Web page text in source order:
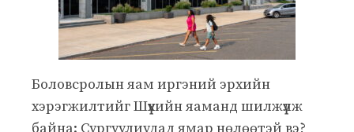
Боловсролын яам иргэний эрхийн
хэрэгжилтийг Шүүхийн яаманд шилжүүлж
байна: Сургуулиудад ямар нөлөөтэй вэ?